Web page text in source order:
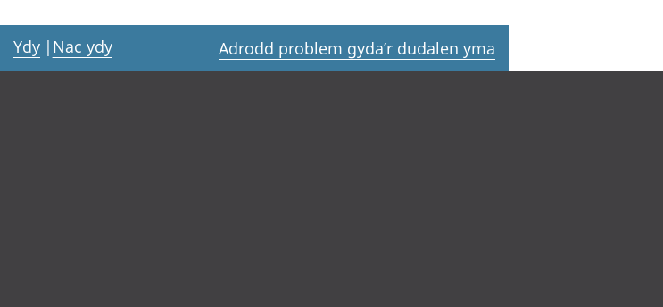
Ydy | Nac ydy Adrodd problem gyda’r dudalen yma